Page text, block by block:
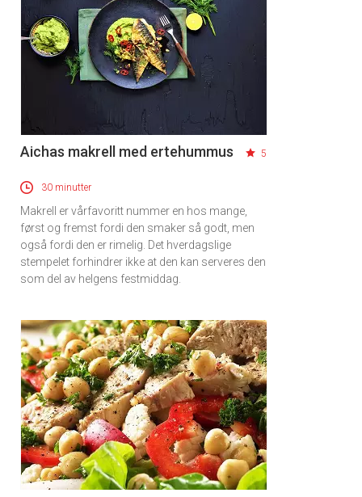
Aichas makrell med ertehummus 5
30 minutter
Makrell er vårfavoritt nummer en hos mange,
først og fremst fordi den smaker så godt, men
også fordi den er rimelig. Det hverdagslige
stempelet forhindrer ikke at den kan serveres den
som del av helgens festmiddag.